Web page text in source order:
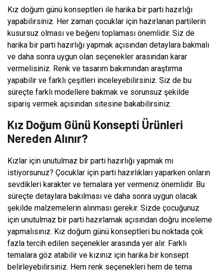
Kız doğum günü konseptleri ile harika bir parti hazırlığı
yapabilirsiniz. Her zaman çocuklar için hazırlanan partilerin
kusursuz olması ve beğeni toplaması önemlidir. Siz de
harika bir parti hazırlığı yapmak açısından detaylara bakmalı
ve daha sonra uygun olan seçenekler arasından karar
vermelisiniz. Renk ve tasarım bakımından araştırma
yapabilir ve farklı çeşitleri inceleyebilirsiniz. Siz de bu
süreçte farklı modellere bakmak ve sorunsuz şekilde
sipariş vermek açısından sitesine bakabilirsiniz.
Kız Doğum Günü Konsepti Ürünleri
Nereden Alınır?
Kızlar için unutulmaz bir parti hazırlığı yapmak mı
istiyorsunuz? Çocuklar için parti hazırlıkları yaparken onların
sevdikleri karakter ve temalara yer vermeniz önemlidir. Bu
süreçte detaylara bakılması ve daha sonra uygun olacak
şekilde malzemelerin alınması gerekir. Sizde çocuğunuz
için unutulmaz bir parti hazırlamak açısından doğru inceleme
yapmalısınız. Kız doğum günü konseptleri bu noktada çok
fazla tercih edilen seçenekler arasında yer alır. Farklı
temalara göz atabilir ve kızınız için harika bir konsept
belirleyebilirsiniz. Hem renk seçenekleri hem de tema